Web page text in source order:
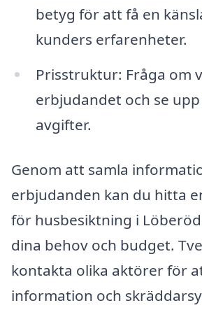
betyg för att få en
kunders erfarenheter.
Prisstruktur: Fråga om
erbjudandet och se
avgifter.
Genom att samla
erbjudanden kan du hitta
för husbesiktning i
dina behov och budget.
kontakta olika aktörer för
information och